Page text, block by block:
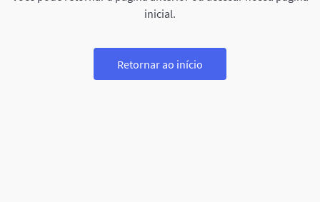
inicial.
Retornar ao início